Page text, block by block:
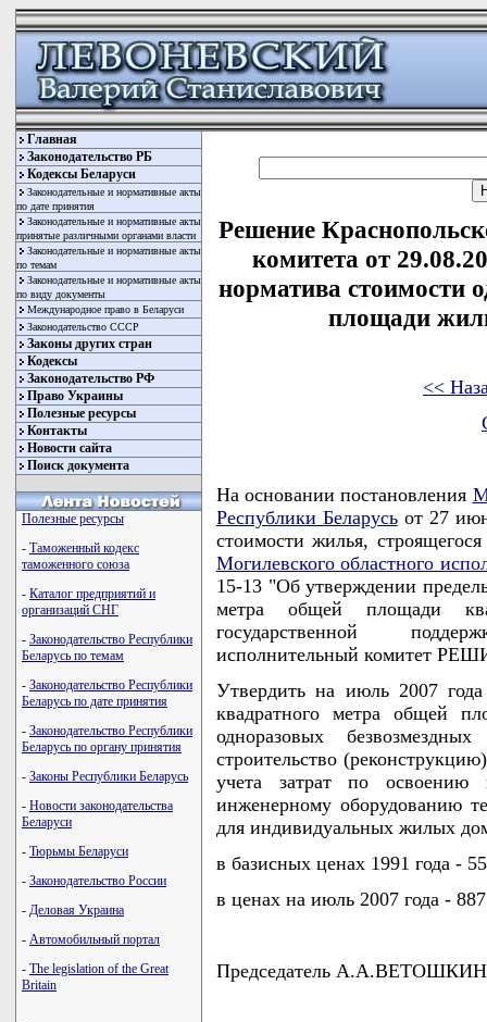
Главная
Законодательство РБ
Кодексы Беларуси
Законодательные и нормативные акты
по дате принятия
Законодательные и нормативные акты
принятые различными органами власти
Законодательные и нормативные акты
по темам
Законодательные и нормативные акты
по виду документы
Международное право в Беларуси
Законодательство СССР
Законы других стран
Кодексы
Законодательство РФ
Право Украины
Полезные ресурсы
Контакты
Новости сайта
Поиск документа
Полезные ресурсы
- Таможенный кодекс
таможенного союза
- Каталог предприятий и
организаций СНГ
- Законодательство Республики
Беларусь по темам
- Законодательство Республики
Беларусь по дате принятия
- Законодательство Республики
Беларусь по органу принятия
- Законы Республики Беларусь
- Новости законодательства
Беларуси
- Тюрьмы Беларуси
- Законодательство России
- Деловая Украина
- Автомобильный портал
- The legislation of the Great
Britain
Решение
комитета от
норматива стоимости
площади
<<
На основании постановления
Республики Беларусьот 27
стоимости жилья,
Могилевского областного
15-13 "Об утверждении
метра общей площади
государственной
исполнительный комитет
Утвердить на июль 2007
квадратного метра общей
одноразовых
строительство
учета затрат по освоению
инженерному оборудованию
для индивидуальных жилых
в базисных ценах 1991 года -
в ценах на июль 2007 года -
Председатель А.А.ВЕТОШКИН